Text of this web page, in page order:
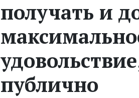
получать и
публично